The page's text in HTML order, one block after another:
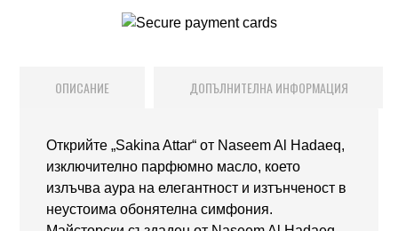
ОПИСАНИЕ ДОПЪЛНИТЕЛНА ИНФОРМАЦИЯ
Открийте „Sakina Attar“ от Naseem Al Hadaeq,
изключително парфюмно масло, което
излъчва аура на елегантност и изтънченост в
неустоима обонятелна симфония.